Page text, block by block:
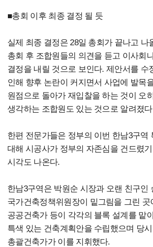
■총회 이후 최종 결정 될 듯
실제 최종 결정은 28일 총회가 끝나고 나
총회 후 조합원들의 의견을 듣고 이사회
결정을 내릴 것으로 보인다. 제안서를 수
인해 향후 논란이 커지면서 사업에 발목
원점으로 돌아가 재입찰을 하는 것이 오
생각하는 조합원도 있는 것으로 알려졌
한편 전문가들은 정부의 이번 한남3구역
대해 시공사가 정부의 자존심을 건드렸
시각도 나온다.
한남3구역은 박원순 시장과 오랜 친구인
국가건축정책위원장이 밑그림을 그린 곳
공공건축가 등이 각각의 블록 설계를 맡
특색 있는 건축계획안을 수립했으며 당
총괄건축가가 이를 지휘했다.